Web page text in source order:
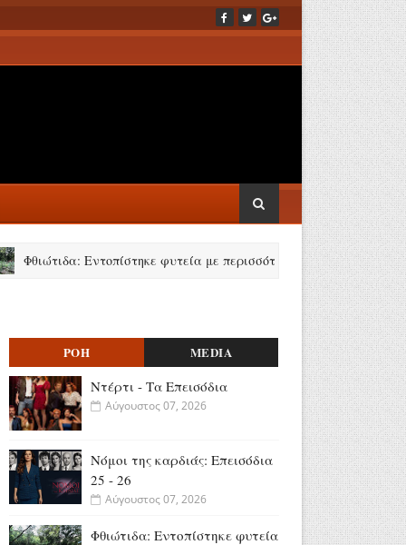
Εντοπίστηκε φυτεία με περισσότερα από 2.000 δενδρύλλια
ΡΟΗ MEDIA
Ντέρτι - Τα Επεισόδια
Αύγουστος 07, 2026
Νόμοι της καρδιάς: Επεισόδια
25 - 26
Αύγουστος 07, 2026
Φθιώτιδα: Εντοπίστηκε φυτεία